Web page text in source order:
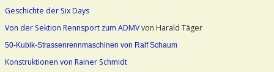
Geschichte der Six Days
Von der Sektion Rennsport zum ADMVvon Harald Täger
50-Kubik-Strassenrennmaschinen von Ralf Schaum
Konstruktionen von Rainer Schmidt